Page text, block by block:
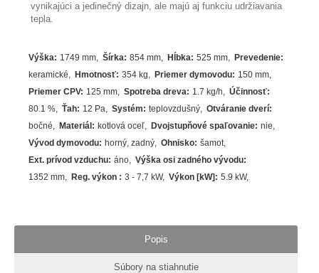
vynikajúci a jedinečný dizajn, ale majú aj funkciu udržiavania
tepla.
Výška: 1749 mm Šírka: 854 mm Hĺbka: 525 mm Prevedenie:
keramické
Hmotnosť: 354 kg Priemer dymovodu: 150 mm
Priemer CPV: 125 mm Spotreba dreva: 1.7 kg/h Účinnosť:
80.1% Ťah: 12 Pa Systém: teplovzdušný Otváranie dverí:
bočné
Materiál : kotlová oceľ Dvojstupňové spaľovanie: nie
Vývod dymovodu: horný, zadný Ohnisko: šamot
Ext. prívod vzduchu: áno Výška osi zadného vývodu:
1352 mm
Reg. výkon : 3 - 7,7 kW Výkon [kW] : 5.9 kW
Popis
Súbory na stiahnutie